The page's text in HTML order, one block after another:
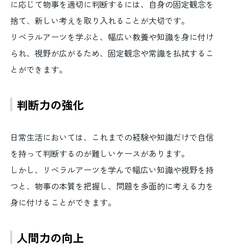
に応じて物事を適切に判断するには、自身の固定観念を
捨て、新しい考えを取り入れることが大切です。
リベラルアーツを学ぶと、幅広い教養や知識を身に付け
られ、視野が広がるため、固定観念や常識を払拭するこ
とができます。
判断力の強化
日常生活においては、これまでの経験や知識だけで自信
を持って判断するのが難しいケースがあります。
しかし、リベラルアーツを学んで幅広い知識や視野を持
つと、物事の本質を把握し、問題を多面的に考える力を
身に付けることができます。
人間力の向上